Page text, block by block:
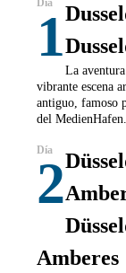
1
La
vibrante escena
antiguo, famoso
del MedienHafen.
2
Amberes